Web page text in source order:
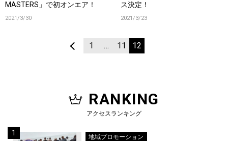
MASTERS」で初オンエア！
2021/3/30
ス決定！
2021/3/23
1 … 11 12
RANKING
アクセスランキング
地域プロモーション